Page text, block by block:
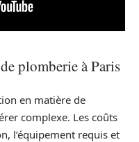
plomberie à Paris
en matière de
complexe. Les coûts
l’équipement requis et